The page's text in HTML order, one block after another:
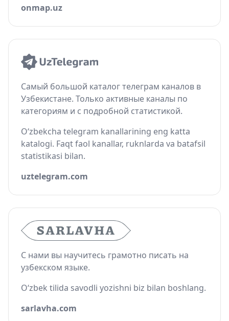
onmap.uz
Самый большой каталог телеграм каналов в
Узбекистане. Только активные каналы по
категориям и с подробной статистикой.
O‘zbekcha telegram kanallarining eng katta
katalogi. Faqt faol kanallar, ruknlarda va batafsil
statistikasi bilan.
uztelegram.com
С нами вы научитесь грамотно писать на
узбекском языке.
O‘zbek tilida savodli yozishni biz bilan boshlang.
sarlavha.com